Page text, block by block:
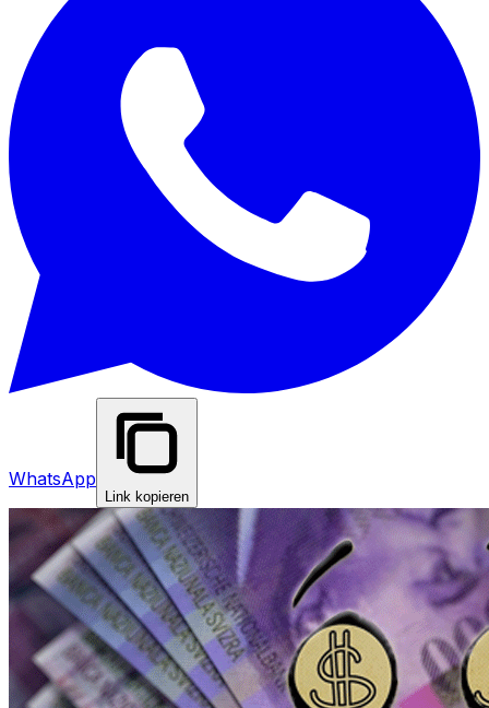
WhatsApp
Link kopieren